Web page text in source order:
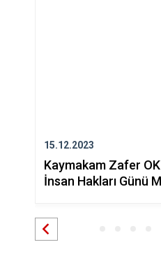
15.12.2023
Kaymakam Zafer
İnsan Hakları Günü